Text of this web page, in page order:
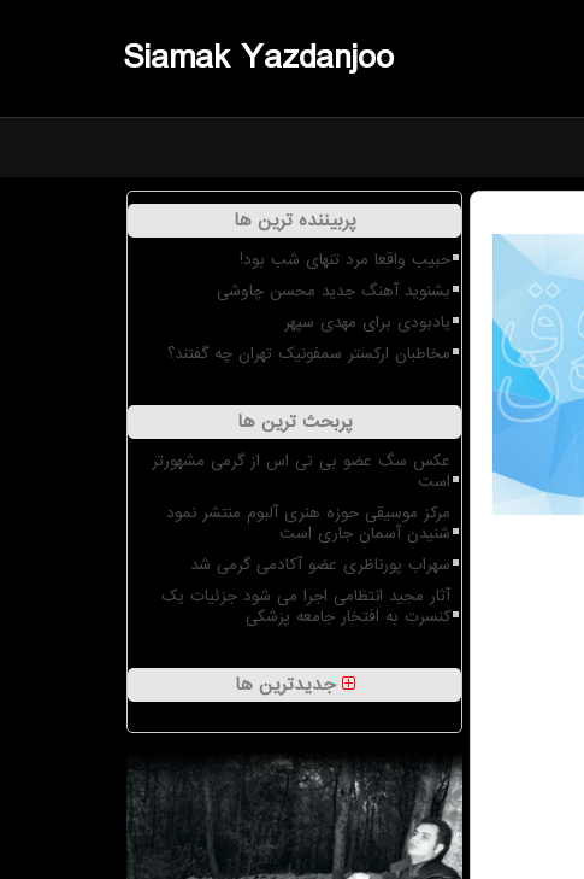
Siamak Yazdanjoo
پربیننده ترین ها
حبیب واقعا مرد تنهای شب بود!
بشنوید آهنگ جدید محسن چاوشی
یادبودی برای مهدی سپهر
مخاطبان ارکستر سمفونیک تهران چه گفتند؟
پربحث ترین ها
عکس سگ عضو بی تی اس از گرمی مشهورتر
است
مرکز موسیقی حوزه هنری آلبوم منتشر نمود
شنیدن آسمان جاری است
سهراب پورناظری عضو آکادمی گرمی شد
آثار مجید انتظامی اجرا می شود جزئیات یک
کنسرت به افتخار جامعه پزشکی
جدیدترین ها